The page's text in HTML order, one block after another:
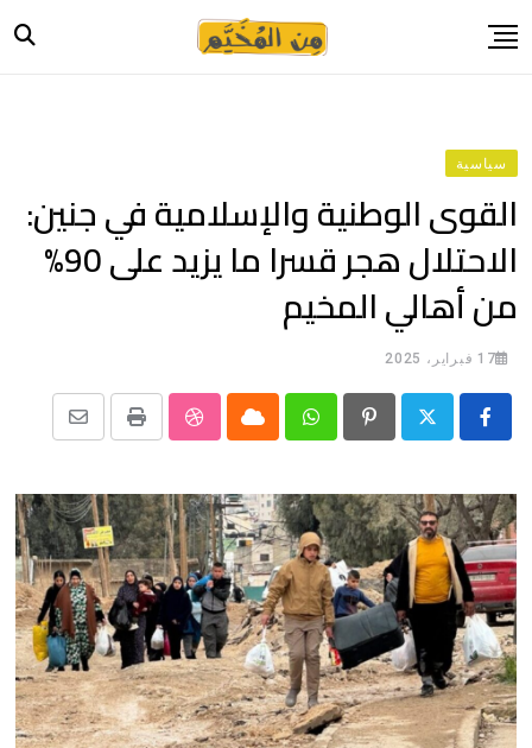
to
حياة
صورة وحكاية
قصة وسيرة
فيديو
المدونة
بيانات
سياسية
القوى الوطنية والإسلامية في جنين:
الاحتلال هجر قسرا ما يزيد على 90%
من أهالي المخيم
17 فبراير، 2025
Pinterest
Whatsapp
Cloud
StumbleUpon
Print
Share
Email